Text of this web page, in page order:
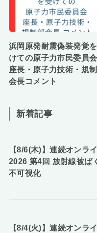
浜岡原発耐震偽装発覚
けての原子力市民委員
座長・原子力技術・規
会長コメント
新着記事
【8/6(木)】連続オンラ
2026 第4回 放射線被ば
不可視化
【8/4(火)】連続オンラ